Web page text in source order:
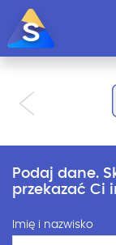
Podaj dane.
przekazać Ci
Imię i nazwisko